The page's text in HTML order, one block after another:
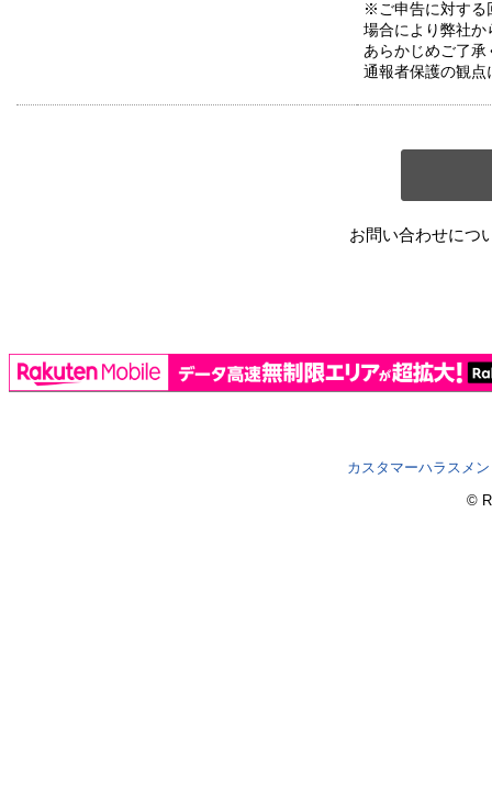
※ご申告に対する
場合により弊社か
あらかじめご了承
通報者保護の観点
お問い合わせにつ
カスタマーハラスメ
©